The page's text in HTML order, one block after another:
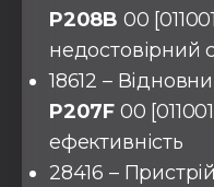
P208B 00
недостовірний
18612 –
P207F 00
ефективність
28416 –